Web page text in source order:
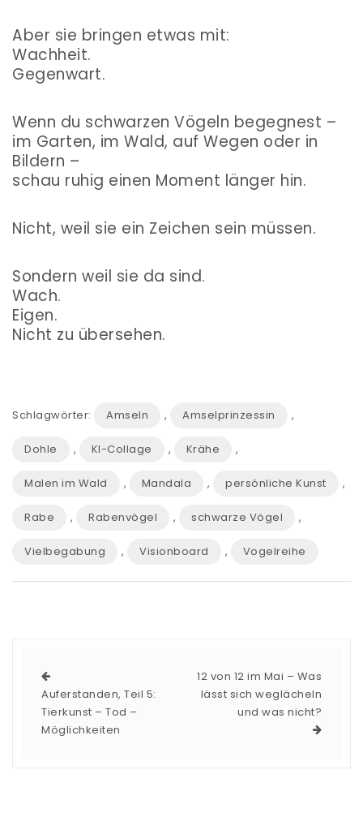
Aber sie bringen etwas mit:
Wachheit.
Gegenwart.
Wenn du schwarzen Vögeln begegnest –
im Garten, im Wald, auf Wegen oder in
Bildern –
schau ruhig einen Moment länger hin.
Nicht, weil sie ein Zeichen sein müssen.
Sondern weil sie da sind.
Wach.
Eigen.
Nicht zu übersehen.
Schlagwörter: Amseln , Amselprinzessin ,
Dohle , KI-Collage , Krähe ,
Malen im Wald , Mandala , persönliche Kunst ,
Rabe , Rabenvögel , schwarze Vögel ,
Vielbegabung , Visionboard , Vogelreihe
Auferstanden, Teil 5:
Tierkunst – Tod –
Möglichkeiten
12 von 12 im Mai – Was
lässt sich weglächeln
und was nicht?